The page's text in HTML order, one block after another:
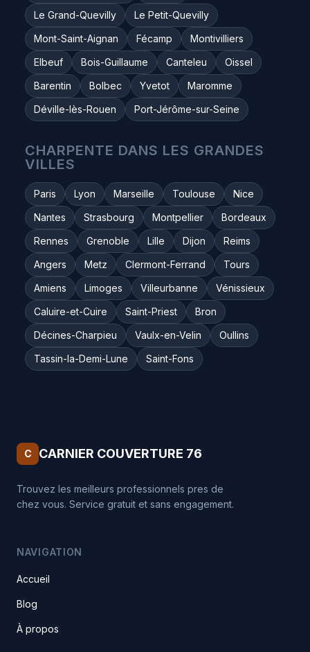
Le Grand-Quevilly
Le Petit-Quevilly
Mont-Saint-Aignan
Fécamp
Montivilliers
Elbeuf
Bois-Guillaume Canteleu
Oissel
Barentin
Bolbec Yvetot
Maromme
Déville-lès-Rouen
Port-Jérôme-sur-Seine
CHARPENTE DANS LES GRANDES
VILLES
Paris Lyon Marseille Toulouse
Nice
Nantes
Strasbourg Montpellier
Bordeaux
Rennes
Grenoble Lille Dijon
Reims
Angers
Metz Clermont-Ferrand
Tours
Amiens
Limoges Villeurbanne
Vénissieux
Caluire-et-Cuire
Saint-Priest
Bron
Décines-Charpieu
Vaulx-en-Velin
Oullins
Tassin-la-Demi-Lune
Saint-Fons
C CARNIER COUVERTURE 76
Trouvez les meilleurs professionnels pres de
chez vous. Service gratuit et sans engagement.
NAVIGATION
Accueil
Blog
À propos